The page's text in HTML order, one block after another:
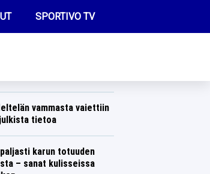
SPORTIVO TV
vammasta vaiettiin
tietoa
karun totuuden
– sanat kulisseissa